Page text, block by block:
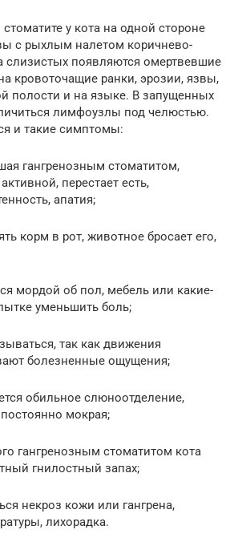
у кота на одной стороне
с рыхлым налетом коричнево-
слизистых появляются омертвевшие
кровоточащие ранки, эрозии, язвы,
полости и на языке. В запущенных
лимфоузлы под челюстью.
и такие симптомы:
гангренозным стоматитом,
перестает есть,
апатия;
корм в рот, животное бросает его,
мордой об пол, мебель или какие-
уменьшить боль;
так как движения
болезненные ощущения;
обильное слюноотделение,
мокрая;
гангренозным стоматитом кота
гнилостный запах;
некроз кожи или гангрена,
лихорадка.